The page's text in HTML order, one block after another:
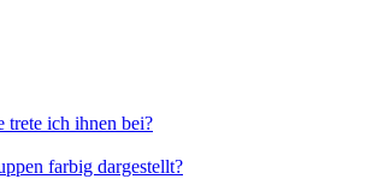
trete ich ihnen bei?
farbig dargestellt?